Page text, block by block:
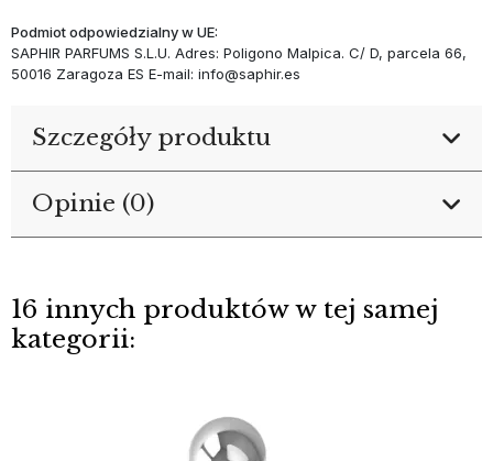
Podmiot odpowiedzialny w UE:
SAPHIR PARFUMS S.L.U. Adres: Poligono Malpica. C/ D, parcela 66,
50016 Zaragoza ES E-mail: info@saphir.es
Szczegóły produktu
Opinie (0)
16 innych produktów w tej samej
kategorii: